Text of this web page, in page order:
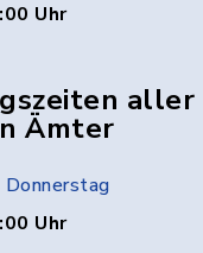
Uhr
aller
Ämter
Uhr